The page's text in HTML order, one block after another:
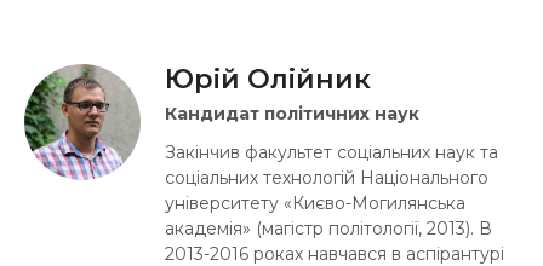
Юрій Олійник
Кандидат політичних наук
Закінчив факультет соціальних наук та
соціальних технологій Національного
університету «Києво-Могилянська
академія» (магістр політології, 2013). В
2013-2016 роках навчався в аспірантурі